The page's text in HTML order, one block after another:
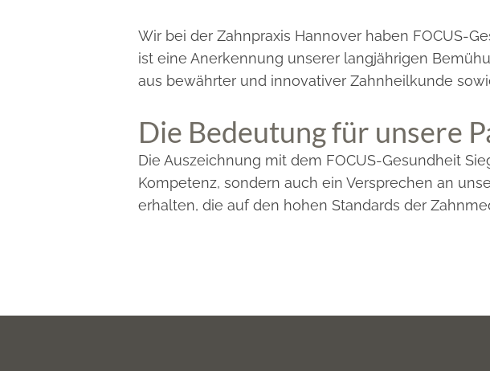
Wir bei der Zahnpraxis Hannover haben FOCUS-
ist eine Anerkennung unserer langjährigen
aus bewährter und innovativer Zahnheilkunde
Die Bedeutung für unsere
Die Auszeichnung mit dem FOCUS-Gesundheit
Kompetenz, sondern auch ein Versprechen an
erhalten, die auf den hohen Standards der